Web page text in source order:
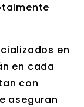
en
en cada
con
aseguran